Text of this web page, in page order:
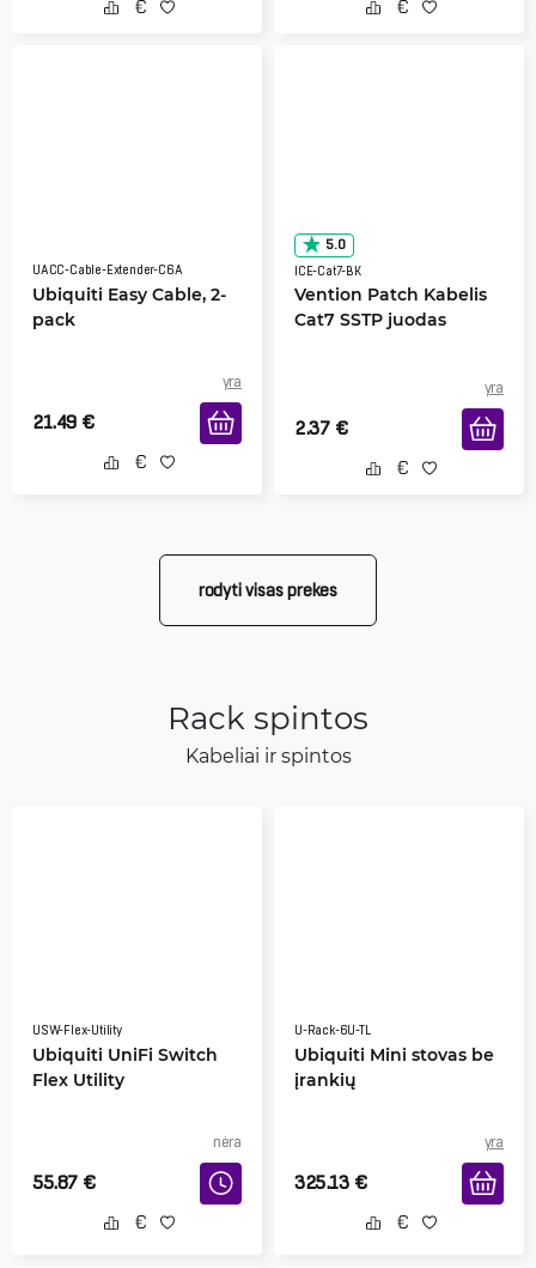
UACC-Cable-Extender-C6A
Ubiquiti Easy Cable, 2-
pack
yra
21.49 €
5.0
ICE-Cat7-BK
Vention Patch Kabelis
Cat7 SSTP juodas
yra
2.37 €
rodyti visas prekes
Rack spintos
Kabeliai ir spintos
USW-Flex-Utility
Ubiquiti UniFi Switch
Flex Utility
nėra
55.87 €
U-Rack-6U-TL
Ubiquiti Mini stovas be
įrankių
yra
325.13 €